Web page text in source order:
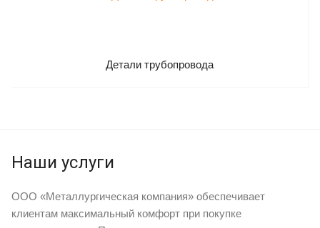
Детали трубопровода
Наши услуги
ООО «Металлургическая компания» обеспечивает
клиентам максимальный комфорт при покупке